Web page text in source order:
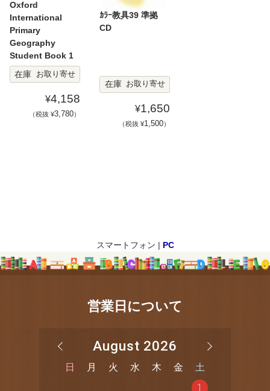
Oxford
International
Primary
Geography
Student Book 1
在庫
お取り寄せ
¥4,158
（税抜 ¥3,780）
ｶﾗｰ教具39 準拠
CD
在庫 お取り寄せ
¥1,650
（税抜 ¥1,500）
スマートフォン | PC
営業日について
August 2026
日 月 火 水 木 金
土
1